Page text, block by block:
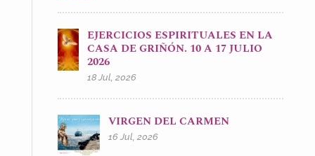
EJERCICIOS ESPIRITUALES EN LA
CASA DE GRIÑÓN. 10 A 17 JULIO
2026
18 Jul, 2026
VIRGEN DEL CARMEN
16 Jul, 2026